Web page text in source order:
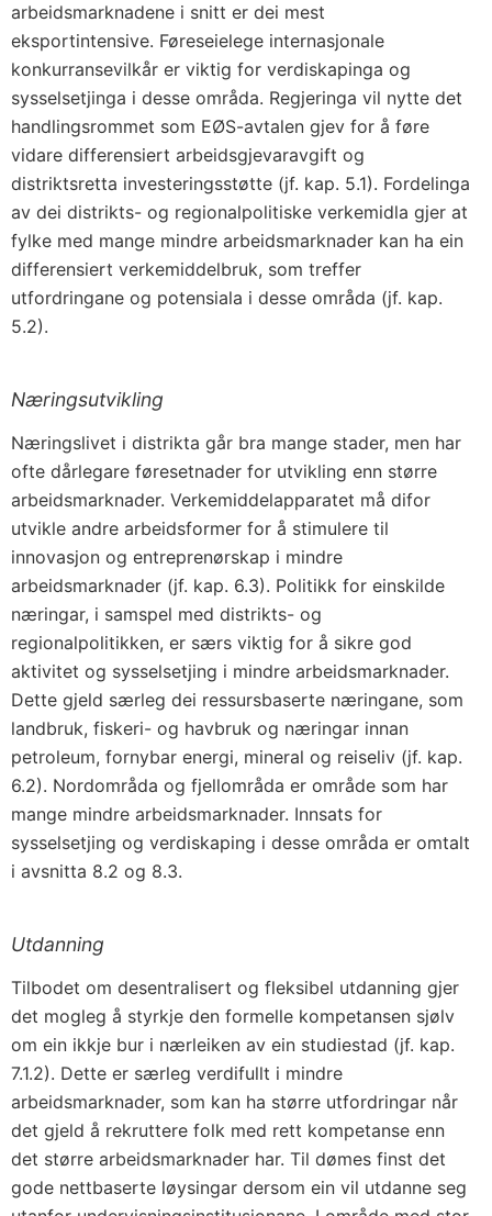
arbeidsmarknadene i snitt er dei mest
eksportintensive. Føreseielege internasjonale
konkurransevilkår er viktig for verdiskapinga og
sysselsetjinga i desse områda. Regjeringa vil nytte det
handlingsrommet som EØS-avtalen gjev for å føre
vidare differensiert arbeidsgjevaravgift og
distriktsretta investeringsstøtte (jf. kap. 5.1). Fordelinga
av dei distrikts- og regionalpolitiske verkemidla gjer at
fylke med mange mindre arbeidsmarknader kan ha ein
differensiert verkemiddelbruk, som treffer
utfordringane og potensiala i desse områda (jf. kap.
5.2).
Næringsutvikling
Næringslivet i distrikta går bra mange stader, men har
ofte dårlegare føresetnader for utvikling enn større
arbeidsmarknader. Verkemiddelapparatet må difor
utvikle andre arbeidsformer for å stimulere til
innovasjon og entreprenørskap i mindre
arbeidsmarknader (jf. kap. 6.3). Politikk for einskilde
næringar, i samspel med distrikts- og
regionalpolitikken, er særs viktig for å sikre god
aktivitet og sysselsetjing i mindre arbeidsmarknader.
Dette gjeld særleg dei ressursbaserte næringane, som
landbruk, fiskeri- og havbruk og næringar innan
petroleum, fornybar energi, mineral og reiseliv (jf. kap.
6.2). Nordområda og fjellområda er område som har
mange mindre arbeidsmarknader. Innsats for
sysselsetjing og verdiskaping i desse områda er omtalt
i avsnitta 8.2 og 8.3.
Utdanning
Tilbodet om desentralisert og fleksibel utdanning gjer
det mogleg å styrkje den formelle kompetansen sjølv
om ein ikkje bur i nærleiken av ein studiestad (jf. kap.
7.1.2). Dette er særleg verdifullt i mindre
arbeidsmarknader, som kan ha større utfordringar når
det gjeld å rekruttere folk med rett kompetanse enn
det større arbeidsmarknader har. Til dømes finst det
gode nettbaserte løysingar dersom ein vil utdanne seg